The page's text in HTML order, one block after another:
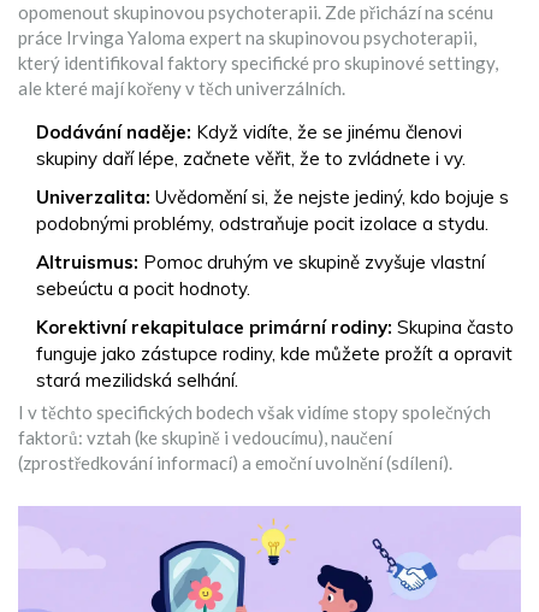
opomenout skupinovou psychoterapii. Zde přichází na scénu
práce Irvinga Yaloma expert na skupinovou psychoterapii,
který identifikoval faktory specifické pro skupinové settingy,
ale které mají kořeny v těch univerzálních.
Dodávání naděje: Když vidíte, že se jinému členovi
skupiny daří lépe, začnete věřit, že to zvládnete i vy.
Univerzalita: Uvědomění si, že nejste jediný, kdo bojuje s
podobnými problémy, odstraňuje pocit izolace a stydu.
Altruismus: Pomoc druhým ve skupině zvyšuje vlastní
sebeúctu a pocit hodnoty.
Korektivní rekapitulace primární rodiny: Skupina často
funguje jako zástupce rodiny, kde můžete prožít a opravit
stará mezilidská selhání.
I v těchto specifických bodech však vidíme stopy společných
faktorů: vztah (ke skupině i vedoucímu), naučení
(zprostředkování informací) a emoční uvolnění (sdílení).